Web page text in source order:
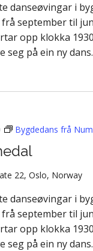
danseøvingar i
september til
opp klokka
seg på ein ny dans.
Bygdedans frå
22, Oslo, Norway
danseøvingar i
september til
opp klokka
seg på ein ny dans.